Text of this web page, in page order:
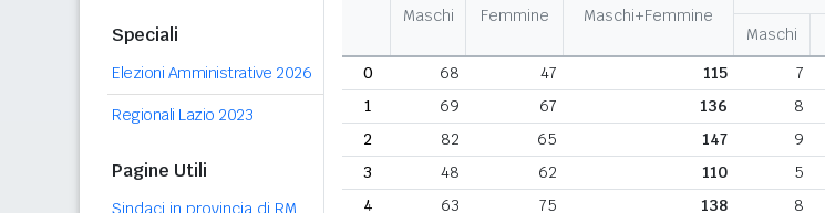
Speciali
Elezioni Amministrative 2026
Regionali Lazio 2023
Pagine Utili
Sindaci in provincia di RM
Maschi
Femmine
Maschi+Femmine
Maschi
0
68 47 115 7
1
69 67 136 8
2
82 65 147 9
3
48 62 110 5
4
63 75 138 8